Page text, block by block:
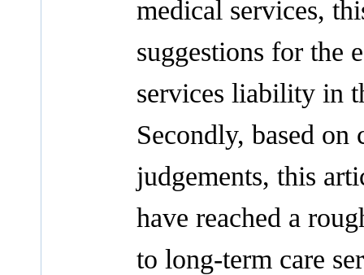
medical services,
suggestions for the
services liability in
Secondly, based on
judgements, this
have reached a
to long-term care